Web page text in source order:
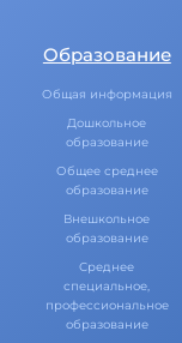
Образование
Общая информация
Дошкольное
образование
Общее среднее
образование
Внешкольное
образование
Среднее
специальное,
профессиональное
образование